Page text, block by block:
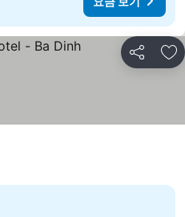
공유 즐